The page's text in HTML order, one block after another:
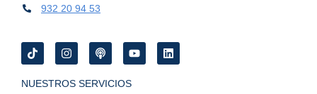
932 20 94 53
NUESTROS SERVICIOS